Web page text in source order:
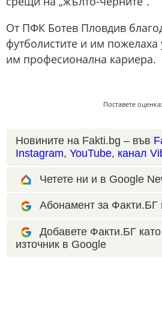
От ПФК Ботев Пловдив
футболистите и им
им професионална кариера.
Поставете оценка:
Новините на Fakti.bg – във
Instagram, YouTube, канал
Четете ни и в Google
Абонамент за Факти.БГ
Добавете Факти.БГ
източник в Google